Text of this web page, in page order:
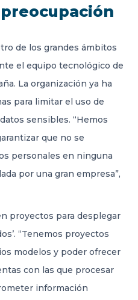
de los grandes ámbitos
el equipo tecnológico de
La organización ya ha
para limitar el uso de
sensibles. “Hemos
que no se
personales en ninguna
por una gran empresa”,
proyectos para desplegar
“Tenemos proyectos
modelos y poder ofrecer
con las que procesar
información